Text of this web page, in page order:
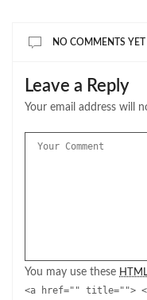
NO COMMENTS YET
Leave a Reply
Your email address will
You may use these HTML
<a href="" title="">